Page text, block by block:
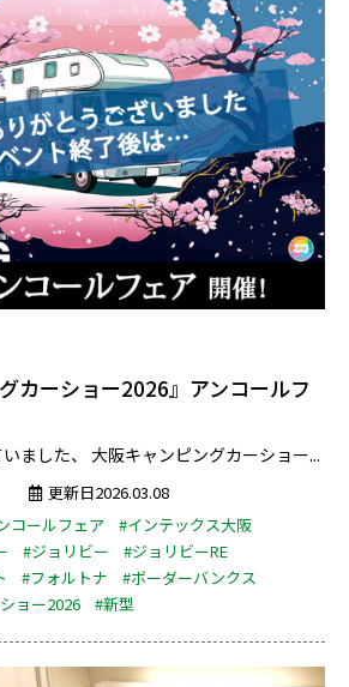
カーショー2026』アンコールフ
ました、 大阪キャンピングカーショー...
更新日2026.03.08
コールフェア
#インテックス大阪
#ジョリビー
#ジョリビーRE
#フォルトナ
#ボーダーバンクス
ョー2026
#新型